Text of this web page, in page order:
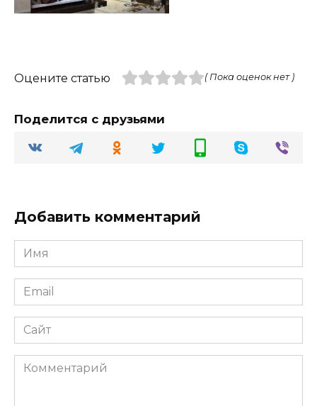
Оцените статью ( Пока оценок нет )
Поделится с друзьями
Добавить комментарий
Имя
Email
Сайт
Комментарий